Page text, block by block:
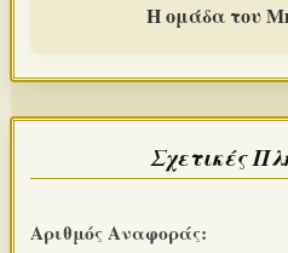
Η ομάδα του
Σχετικές
Αριθμός Αναφοράς: